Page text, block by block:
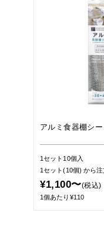
アルミ食器棚シー
1セット10個入
1セット(10個)から
¥1,100〜(税込)
1個あたり¥110